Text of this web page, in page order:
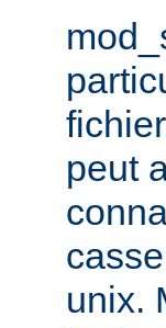
peut
unix.